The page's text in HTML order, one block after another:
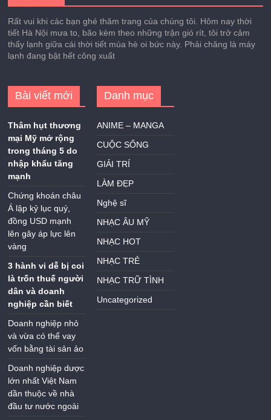
Rất vui khi các bạn ghé thăm trang của chúng tôi. Hôm nay thời
tiết Hà Nội mưa to, bão kèm theo những trận gió rít, tôi trở cảm
thấy lạnh giữa cái thời tiết mùa hè oi bức này. Phải chăng là máy
lạnh đang bật hết công xuất
Bài viết mới
Thâm hụt thương
mại Mỹ mở rộng
trong tháng 5 do
nhập khẩu tăng
mạnh
Chứng khoán châu
Á lập kỷ lục quý,
đồng USD mạnh
lên gây áp lực lên
vàng
3 hành vi dễ bị coi
là trốn thuế người
dân và doanh
nghiệp cần biết
Doanh nghiệp nhỏ
và vừa có thể vay
vốn bằng tài sản ảo
Doanh nghiệp dược
lớn nhất Việt Nam
dần thuộc về nhà
đầu tư nước ngoài
Danh mục
ANIME – MANGA
CUỘC SỐNG
GIẢI TRÍ
LÀM ĐẸP
Nghệ sĩ
NHẠC ÂU MỸ
NHẠC HOT
NHẠC TRẺ
NHẠC TRỮ TÌNH
Uncategorized